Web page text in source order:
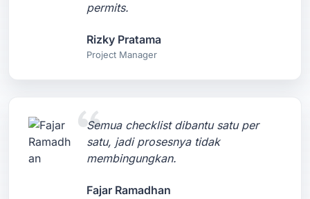
permits.
Rizky Pratama
Project Manager
Semua checklist dibantu satu per
satu, jadi prosesnya tidak
membingungkan.
Fajar Ramadhan